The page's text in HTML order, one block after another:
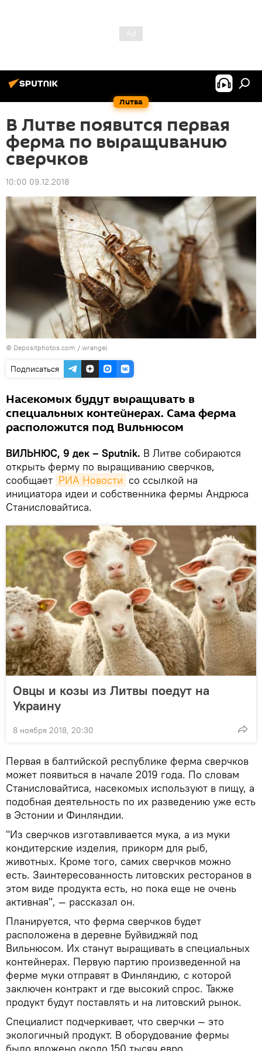
Литва
В Литве появится первая
ферма по выращиванию
сверчков
10:00 09.12.2018
© Depositphotos.com / wrangel
Подписаться
Насекомых будут выращивать в
специальных контейнерах. Сама ферма
расположится под Вильнюсом
ВИЛЬНЮС, 9 дек – Sputnik. В Литве собираются
открыть ферму по выращиванию сверчков,
сообщает РИА Новости со ссылкой на
инициатора идеи и собственника фермы Андрюса
Станисловайтиса.
Овцы и козы из Литвы поедут на
Украину
8 ноября 2018, 20:30
Первая в балтийской республике ферма сверчков
может появиться в начале 2019 года. По словам
Станисловайтиса, насекомых используют в пищу, а
подобная деятельность по их разведению уже есть
в Эстонии и Финляндии.
"Из сверчков изготавливается мука, а из муки
кондитерские изделия, прикорм для рыб,
животных. Кроме того, самих сверчков можно
есть. Заинтересованность литовских ресторанов в
этом виде продукта есть, но пока еще не очень
активная", — рассказал он.
Планируется, что ферма сверчков будет
расположена в деревне Буйвиджяй под
Вильнюсом. Их станут выращивать в специальных
контейнерах. Первую партию произведенной на
ферме муки отправят в Финляндию, с которой
заключен контракт и где высокий спрос. Также
продукт будут поставлять и на литовский рынок.
Специалист подчеркивает, что сверчки — это
экологичный продукт. В оборудование фермы
было вложено около 150 тысяч евро.